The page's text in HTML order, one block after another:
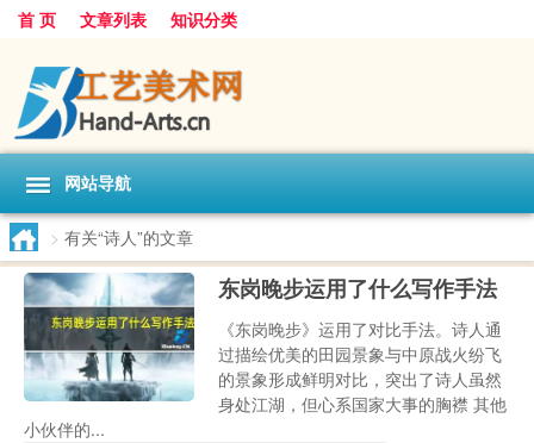
首 页 文章列表 知识分类
网站导航
> 有关“诗人”的文章
东岗晚步运用了什么写作手法
《东岗晚步》运用了对比手法。诗人通
过描绘优美的田园景象与中原战火纷飞
的景象形成鲜明对比，突出了诗人虽然
身处江湖，但心系国家大事的胸襟 其他
小伙伴的...